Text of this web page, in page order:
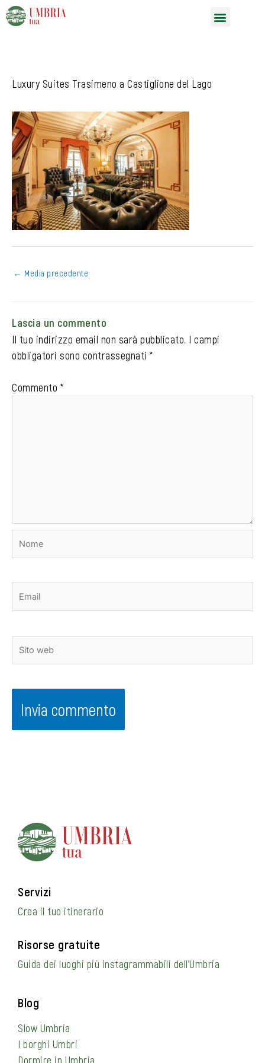
Vai
al
Luxury Suites Trasimeno a Castiglione del Lago
← Media precedente
Lascia un commento
Il tuo indirizzo email non sarà pubblicato. I campi
obbligatori sono contrassegnati *
Commento *
Servizi
Crea il tuo itinerario
Risorse gratuite
Guida dei luoghi più instagrammabili dell’Umbria
Blog
Slow Umbria
I borghi Umbri
Dormire in Umbria